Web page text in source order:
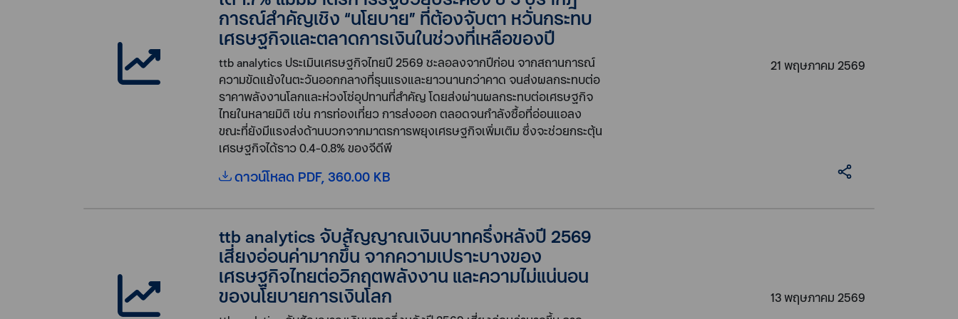
การณ์สำคัญเชิง “นโยบาย” ที่ต้องจับตา หวั่นกระทบ
เศรษฐกิจและตลาดการเงินในช่วงที่เหลือของปี
ttb analytics ประเมินเศรษฐกิจไทยปี 2569 ชะลอลงจากปีก่อน จากสถานการณ์
ความขัดแย้งในตะวันออกกลางที่รุนแรงและยาวนานกว่าคาด จนส่งผลกระทบต่อ
ราคาพลังงานโลกและห่วงโซ่อุปทานที่สำคัญ โดยส่งผ่านผลกระทบต่อเศรษฐกิจ
ไทยในหลายมิติ เช่น การท่องเที่ยว การส่งออก ตลอดจนกำลังซื้อที่อ่อนแอลง
ขณะที่ยังมีแรงส่งด้านบวกจากมาตรการพยุงเศรษฐกิจเพิ่มเติม ซึ่งจะช่วยกระตุ้น
เศรษฐกิจได้ราว 0.4-0.8% ของจีดีพี
21 พฤษภาคม 2569
ดาวน์โหลด PDF, 360.00 KB
ttb analytics จับสัญญาณเงินบาทครึ่งหลังปี 2569
เสี่ยงอ่อนค่ามากขึ้น จากความเปราะบางของ
เศรษฐกิจไทยต่อวิกฤตพลังงาน และความไม่แน่นอน
ของนโยบายการเงินโลก
13 พฤษภาคม 2569